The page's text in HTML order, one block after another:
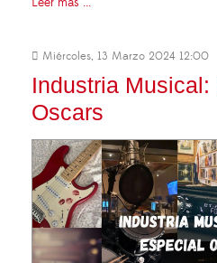
Miércoles, 13 Marzo 2024 12:00
Industria Musical:
Oscars